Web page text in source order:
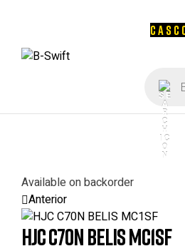
Swift
Available on backorder
Anterior
HJC C70N BELIS MC1SF